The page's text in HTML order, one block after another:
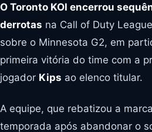
O Toronto KOI encerrou
derrotas na Call of Duty
sobre o Minnesota G2, em
primeira vitória do time com a
jogador Kips ao elenco titular.
A equipe, que rebatizou a
temporada após abandonar o